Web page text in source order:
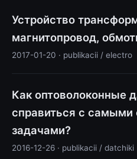
Устройство
магнитопровод,
2017-01-20 · publikacii / electro
Как оптоволоконные
справиться с
задачами?
2016-12-26 · publikacii / datchiki